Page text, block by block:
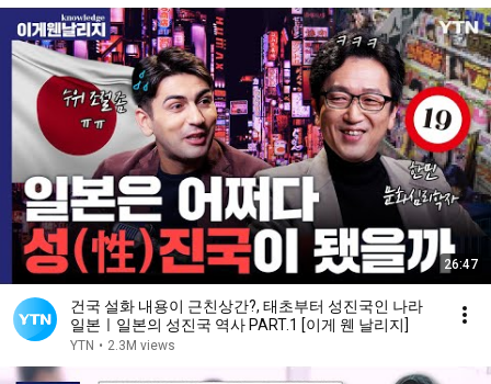
26:47
건국 설화 내용이 근친상간?, 태초부터 성진국인 나라
일본ㅣ일본의 성진국 역사 PART.1 [이게 웬 날리지]
YTN • 2.3M views